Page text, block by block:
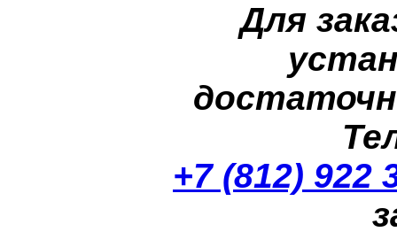
Для
+7 (812) 922